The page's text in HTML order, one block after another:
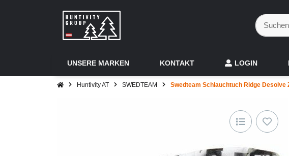
UNSERE MARKEN KONTAKT LOGIN
Huntivity AT SWEDTEAM Swedteam Schlauchtuch Ridge Desolve